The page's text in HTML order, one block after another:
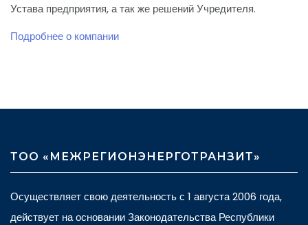
Устава предприятия, а так же решений Учредителя.
Подробнее о компании
ТОО «МЕЖРЕГИОНЭНЕРГОТРАНЗИТ»
Осуществляет свою деятельность с 1 августа 2006 года,
действует на основании Законодательства Республики